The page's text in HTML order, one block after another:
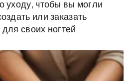
уходу, чтобы вы могли
или заказать
своих ногтей.